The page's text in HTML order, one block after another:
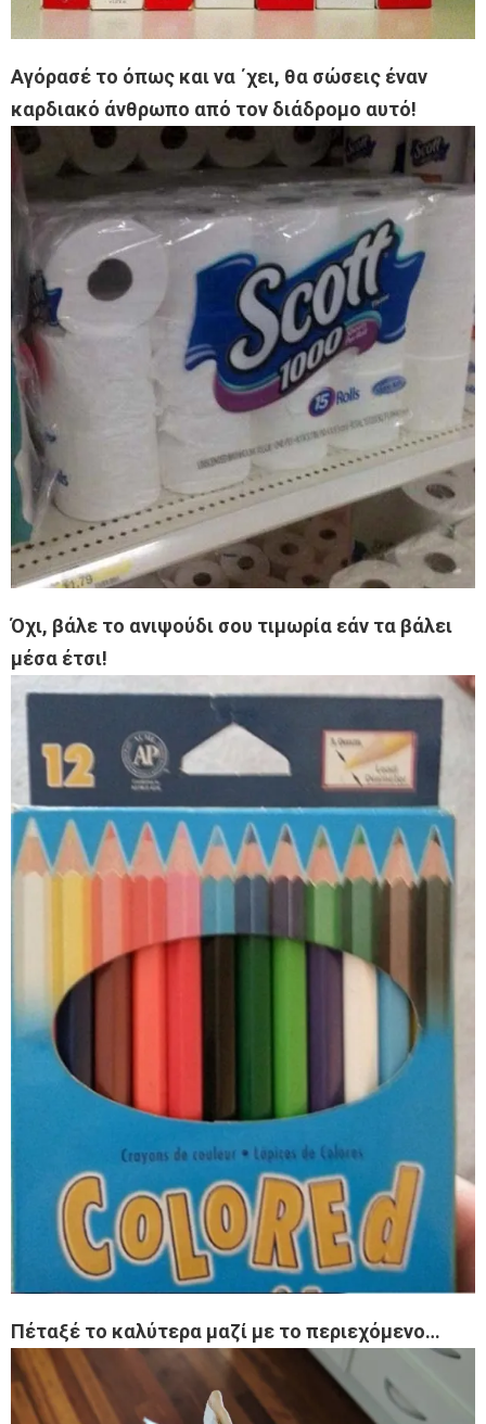
Αγόρασέ το όπως και να ΄χει, θα σώσεις έναν
καρδιακό άνθρωπο από τον διάδρομο αυτό!
Όχι, βάλε το ανιψούδι σου τιμωρία εάν τα βάλει
μέσα έτσι!
Πέταξέ το καλύτερα μαζί με το περιεχόμενο…